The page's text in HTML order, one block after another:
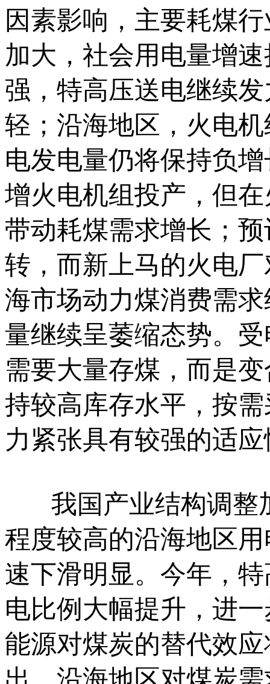
因素影响，主要耗煤
加大，社会用电量增
强，特高压送电继续
轻；沿海地区，火电
电发电量仍将保持负
增火电机组投产，但
带动耗煤需求增长；
转，而新上马的火电
海市场动力煤消费需
量继续呈萎缩态势。
需要大量存煤，而是
持较高库存水平，按
力紧张具有较强的适
我国产业结构调整
程度较高的沿海地区
速下滑明显。今年，
电比例大幅提升，进
能源对煤炭的替代效